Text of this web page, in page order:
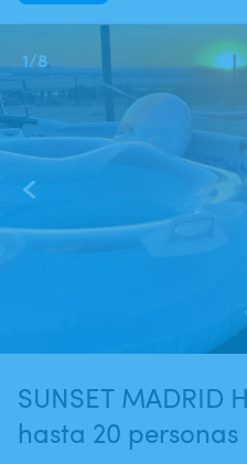
1/8
SUNSET MADRID
hasta 20 personas